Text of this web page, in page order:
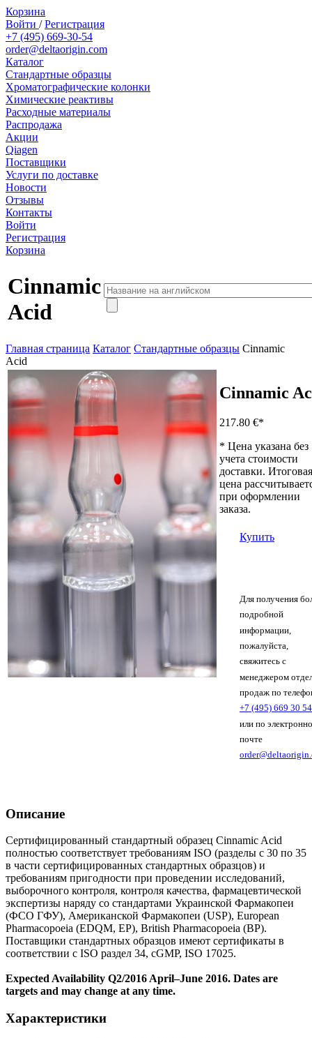
Корзина
Войти /Регистрация
+7 (495) 669-30-54
order@deltaorigin.com
Каталог
Стандартные образцы
Хроматографические колонки
Химические реактивы
Расходные материалы
Распродажа
Акции
Qiagen
Поставщики
Услуги по доставке
Новости
Отзывы
Контакты
Войти
Регистрация
Корзина
Cinnamic
Acid
Главная страница Каталог Стандартные образцы Cinnamic
Acid
Cinnamic
217.80 €*
* Цена указана без
учета стоимости
доставки. Итоговая
цена
при оформлении
заказа.
Купить
Для получения
подробной
информации,
пожалуйста,
свяжитесь с
менеджером
продаж по
+7 (495) 669 30 54
или по
почте
Описание
Сертифицированный стандартный образец Cinnamic Acid
полностью соответствует требованиям ISO (разделы с 30 по 35
в части сертифицированных стандартных образцов) и
требованиям пригодности при проведении исследований,
выборочного контроля, контроля качества, фармацевтической
экспертизы наряду со стандартами Украинской Фармакопеи
(ФСО ГФУ), Американской Фармакопеи (USP), European
Pharmacopoeia (EDQM, EP), British Pharmacopoeia (BP).
Поставщики стандартных образцов имеют сертификаты в
соответствии с ISO раздел 34, cGMP, ISO 17025.
Expected Availability Q2/2016 April–June 2016. Dates are
targets and may change at any time.
Характеристики